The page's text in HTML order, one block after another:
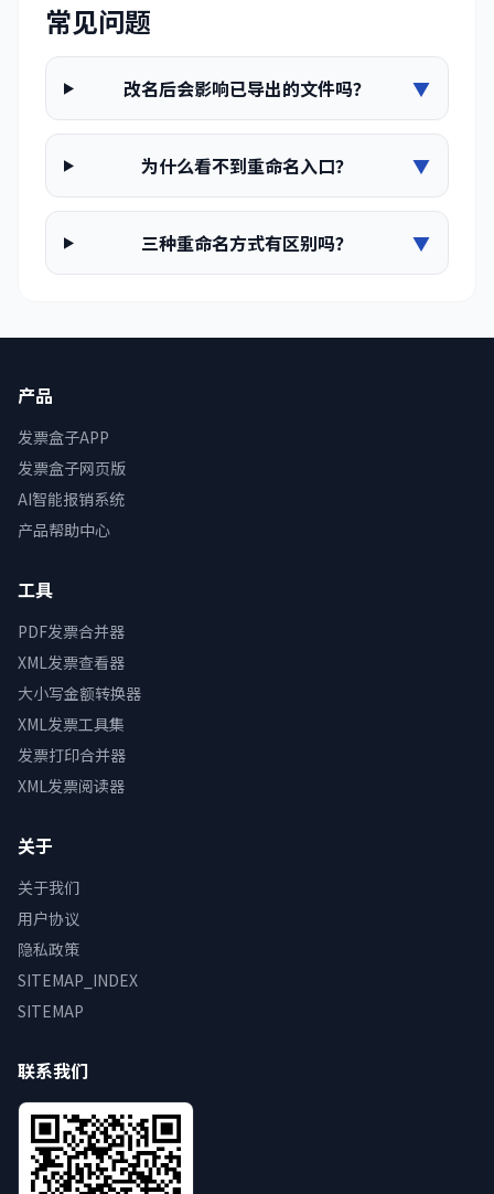
常见问题
改名后会影响已导出的文件吗？ ▼
为什么看不到重命名入口？ ▼
三种重命名方式有区别吗？ ▼
产品
发票盒子APP
发票盒子网页版
AI智能报销系统
产品帮助中心
工具
PDF发票合并器
XML发票查看器
大小写金额转换器
XML发票工具集
发票打印合并器
XML发票阅读器
关于
关于我们
用户协议
隐私政策
SITEMAP_INDEX
SITEMAP
联系我们